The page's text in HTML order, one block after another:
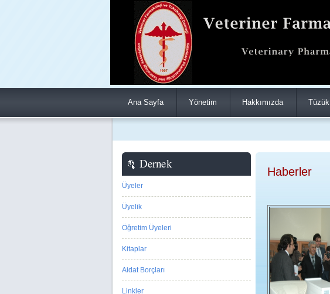
Ana Sayfa Yönetim Hakkımızda Tüzük
Haberler
Dernek
Üyeler
Üyelik
Öğretim Üyeleri
Kitaplar
Aidat Borçları
Linkler